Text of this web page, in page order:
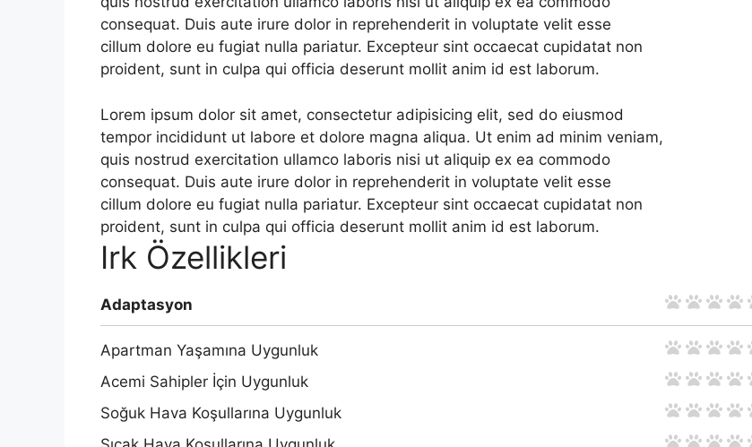
consequat. Duis aute irure dolor in reprehenderit in voluptate velit esse
cillum dolore eu fugiat nulla pariatur. Excepteur sint occaecat cupidatat non
proident, sunt in culpa qui officia deserunt mollit anim id est laborum.
Lorem ipsum dolor sit amet, consectetur adipisicing elit, sed do eiusmod
tempor incididunt ut labore et dolore magna aliqua. Ut enim ad minim veniam,
quis nostrud exercitation ullamco laboris nisi ut aliquip ex ea commodo
consequat. Duis aute irure dolor in reprehenderit in voluptate velit esse
cillum dolore eu fugiat nulla pariatur. Excepteur sint occaecat cupidatat non
proident, sunt in culpa qui officia deserunt mollit anim id est laborum.
Irk Özellikleri
Adaptasyon
Apartman Yaşamına Uygunluk
Acemi Sahipler İçin Uygunluk
Soğuk Hava Koşullarına Uygunluk